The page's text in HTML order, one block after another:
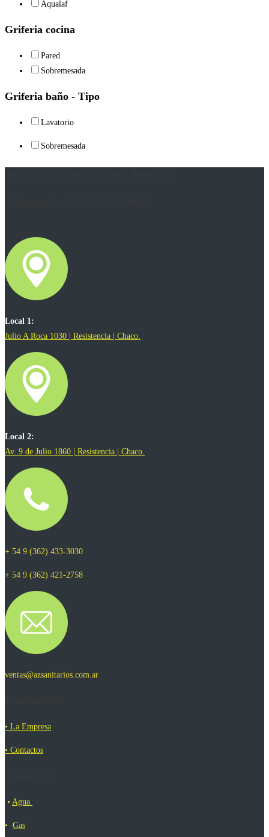
Aqualaf
Griferia cocina
Pared
Sobremesada
Griferia baño - Tipo
Lavatorio
Sobremesada
Local 1:
Julio A Roca 1030 | Resistencia | Chaco.
Local 2:
Av. 9 de Julio 1860 | Resistencia | Chaco.
+ 54 9 (362) 433-3030
+ 54 9 (362) 421-2758
ventas@azsanitarios.com.ar
• La Empresa
• Contactos
• Agua
• Gas